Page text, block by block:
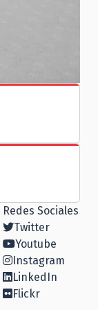
Redes Sociales
Twitter
Youtube
Instagram
LinkedIn
Flickr